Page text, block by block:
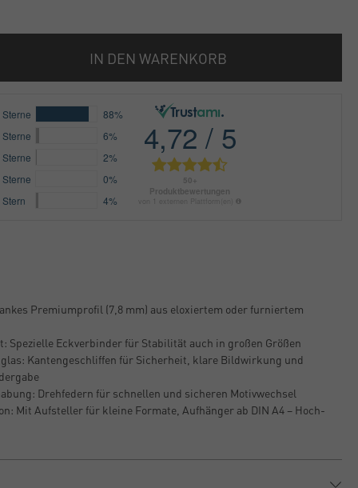
IN DEN WARENKORB
Premiumprofil (7,8 mm) aus eloxiertem oder furniertem
Spezielle Eckverbinder für Stabilität auch in großen Größen
Kantengeschliffen für Sicherheit, klare Bildwirkung und
Drehfedern für schnellen und sicheren Motivwechsel
Mit Aufsteller für kleine Formate, Aufhänger ab DIN A4 – Hoch-